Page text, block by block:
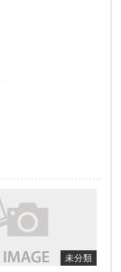
未分類